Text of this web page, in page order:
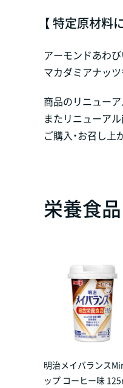
【 特定原材料
アーモンドあわび
マカダミアナッツ
商品のリニュー
またリニューア
ご購入・お召し上
栄養食
明治メイバランス
ップ コーヒー味